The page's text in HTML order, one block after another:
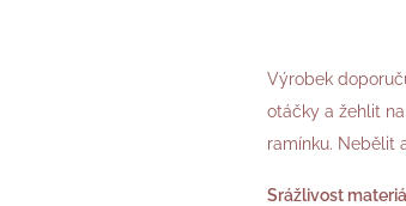
Výrobek
otáčky a žehlit
ramínku. Nebělit
Srážlivost